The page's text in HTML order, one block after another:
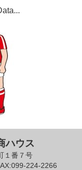
ハウス
１番７号
224-2266